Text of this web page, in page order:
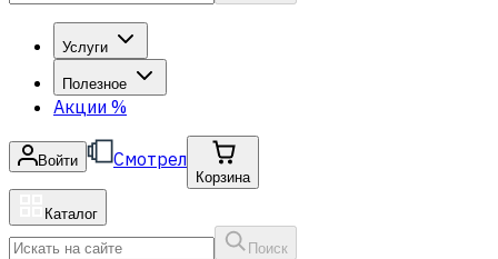
Услуги
Полезное
Акции %
Войти Смотрел
Корзина
Каталог
Поиск